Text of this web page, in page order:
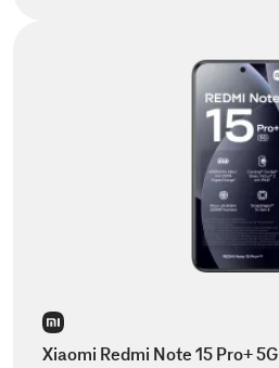
Xiaomi Redmi Note 15 Pro+ 5G